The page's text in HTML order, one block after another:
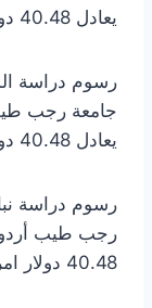
يعادل 40.48 دولار امريكي.
رسوم دراسة
يعادل 40.48 دولار امريكي.
رسوم دراسة
40.48 دولار امريكي.